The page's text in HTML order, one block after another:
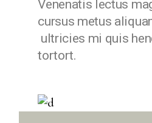
Venenatis lectus
cursus metus
ultricies mi quis
tortort.